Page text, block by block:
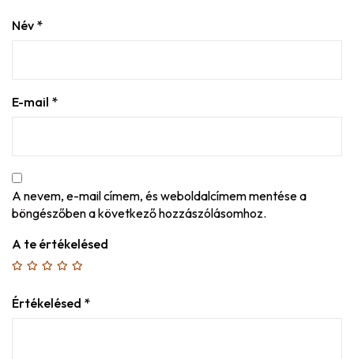
Név *
E-mail *
A nevem, e-mail címem, és weboldalcímem mentése a
böngészőben a következő hozzászólásomhoz.
A te értékelésed
Értékelésed *